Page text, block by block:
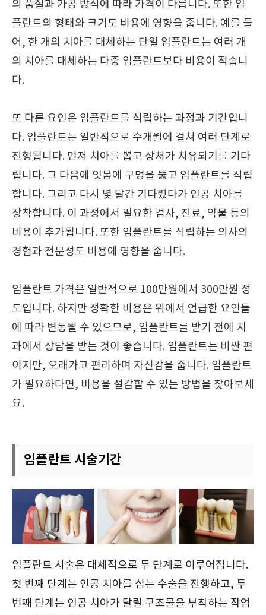
의 품질과 가공 방식에 따라 가격이 다릅니다. 또한 임
플란트의 형태와 크기도 비용에 영향을 줍니다. 예를 들
어, 한 개의 치아를 대체하는 단일 임플란트는 여러 개
의 치아를 대체하는 다중 임플란트보다 비용이 적습니
다.
또 다른 요인은 임플란트를 식립하는 과정과 기간입니
다. 임플란트는 일반적으로 수개월에 걸쳐 여러 단계로
진행됩니다. 먼저 치아를 뽑고 상처가 치유되기를 기다
립니다. 그 다음에 잇몸에 구멍을 뚫고 임플란트를 식립
합니다. 그리고 다시 몇 달간 기다렸다가 인공 치아를
장착합니다. 이 과정에서 필요한 검사, 진료, 약물 등의
비용이 추가됩니다. 또한 임플란트를 식립하는 의사의
경험과 전문성도 비용에 영향을 줍니다.
임플란트 가격은 일반적으로 100만원에서 300만원 정
도입니다. 하지만 정확한 비용은 위에서 언급한 요인들
에 따라 변동될 수 있으므로, 임플란트를 받기 전에 치
과에서 상담을 받는 것이 좋습니다. 임플란트는 비싼 편
이지만, 오래가고 편리하며 자신감을 줍니다. 임플란트
가 필요하다면, 비용을 절감할 수 있는 방법을 찾아보세
요.
임플란트 시술기간
임플란트 시술은 대체적으로 두 단계로 이루어집니다.
첫 번째 단계는 인공 치아를 심는 수술을 진행하고, 두
번째 단계는 인공 치아가 달릴 구조물을 부착하는 작업